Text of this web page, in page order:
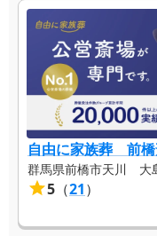
自由に家族葬 前
群馬県前橋市天川 大
5 （21）